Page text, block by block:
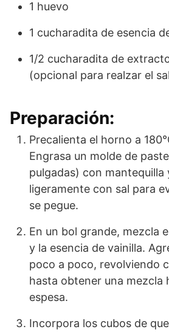
1 huevo
1 cucharadita de esencia
1/2 cucharadita de
(opcional para realzar el
Preparación:
Precalienta el horno a
Engrasa un molde de
pulgadas) con mantequilla
ligeramente con sal para
se pegue.
En un bol grande, mezcla
y la esencia de vainilla.
poco a poco, revolviendo
hasta obtener una mezcla
espesa.
Incorpora los cubos de